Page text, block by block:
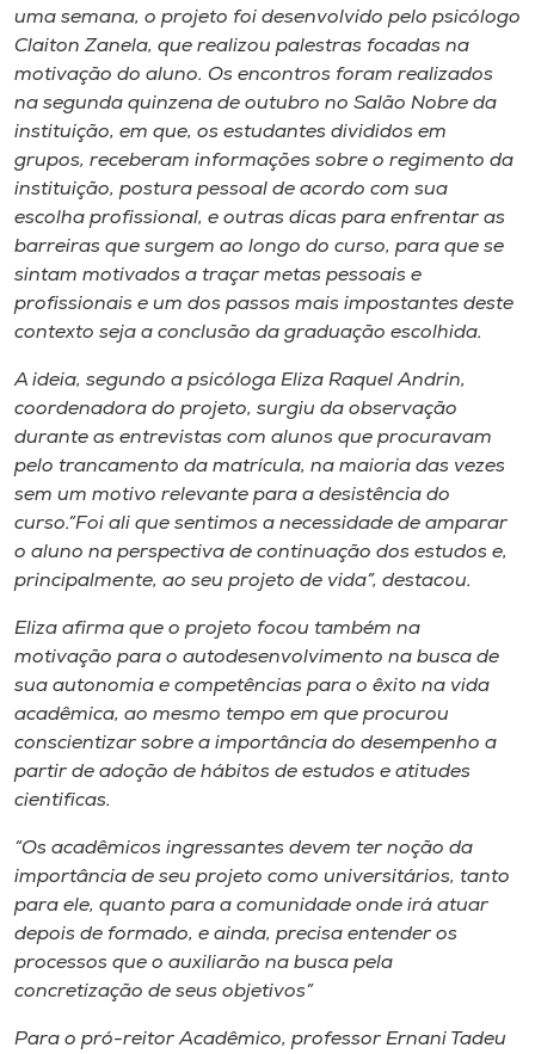
Museu
Unoesc
Store
Selecione
o idioma
A-
uma semana, o projeto foi desenvolvido pelo psicólogo
Claiton Zanela, que realizou palestras focadas na
motivação do aluno. Os encontros foram realizados
na segunda quinzena de outubro no Salão Nobre da
instituição, em que, os estudantes divididos em
grupos, receberam informações sobre o regimento da
instituição, postura pessoal de acordo com sua
escolha profissional, e outras dicas para enfrentar as
barreiras que surgem ao longo do curso, para que se
sintam motivados a traçar metas pessoais e
profissionais e um dos passos mais impostantes deste
contexto seja a conclusão da graduação escolhida.
A ideia, segundo a psicóloga Eliza Raquel Andrin,
coordenadora do projeto, surgiu da observação
durante as entrevistas com alunos que procuravam
pelo trancamento da matrícula, na maioria das vezes
sem um motivo relevante para a desistência do
curso.”Foi ali que sentimos a necessidade de amparar
o aluno na perspectiva de continuação dos estudos e,
principalmente, ao seu projeto de vida”, destacou.
Eliza afirma que o projeto focou também na
motivação para o autodesenvolvimento na busca de
sua autonomia e competências para o êxito na vida
acadêmica, ao mesmo tempo em que procurou
conscientizar sobre a importância do desempenho a
partir de adoção de hábitos de estudos e atitudes
cientificas.
“Os acadêmicos ingressantes devem ter noção da
importância de seu projeto como universitários, tanto
para ele, quanto para a comunidade onde irá atuar
depois de formado, e ainda, precisa entender os
processos que o auxiliarão na busca pela
concretização de seus objetivos”
Para o pró-reitor Acadêmico, professor Ernani Tadeu